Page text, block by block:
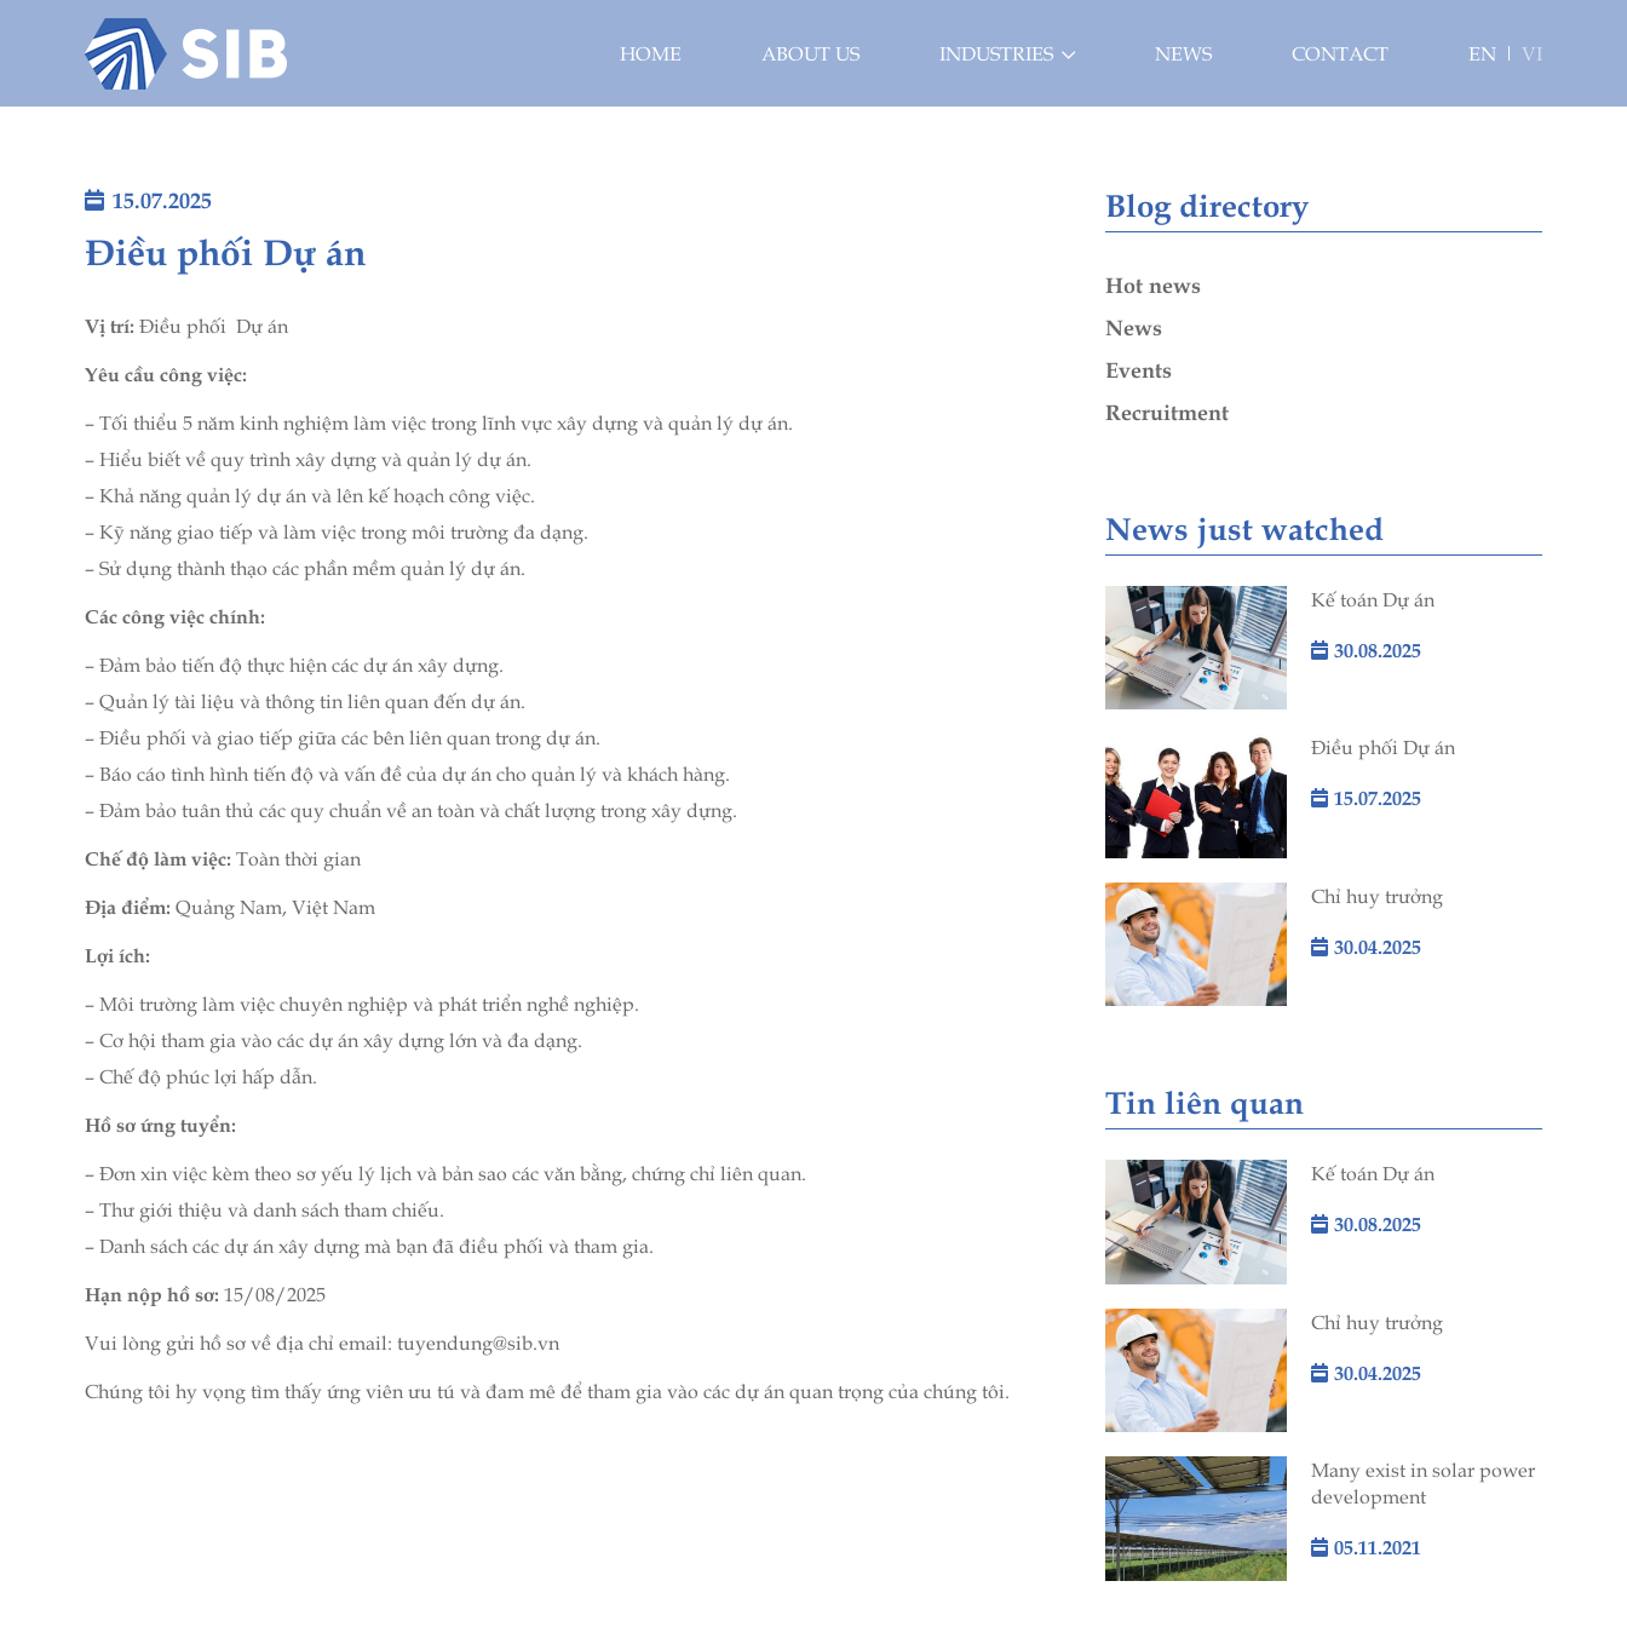
HOME ABOUT US INDUSTRIES NEWS CONTACT EN VI
15.07.2025
Điều phối Dự án
Vị trí: Điều phối Dự án
Yêu cầu công việc:
– Tối thiểu 5 năm kinh nghiệm làm việc trong lĩnh vực xây dựng và quản lý dự án.
– Hiểu biết về quy trình xây dựng và quản lý dự án.
– Khả năng quản lý dự án và lên kế hoạch công việc.
– Kỹ năng giao tiếp và làm việc trong môi trường đa dạng.
– Sử dụng thành thạo các phần mềm quản lý dự án.
Các công việc chính:
– Đảm bảo tiến độ thực hiện các dự án xây dựng.
– Quản lý tài liệu và thông tin liên quan đến dự án.
– Điều phối và giao tiếp giữa các bên liên quan trong dự án.
– Báo cáo tình hình tiến độ và vấn đề của dự án cho quản lý và khách hàng.
– Đảm bảo tuân thủ các quy chuẩn về an toàn và chất lượng trong xây dựng.
Chế độ làm việc: Toàn thời gian
Địa điểm: Quảng Nam, Việt Nam
Lợi ích:
– Môi trường làm việc chuyên nghiệp và phát triển nghề nghiệp.
– Cơ hội tham gia vào các dự án xây dựng lớn và đa dạng.
– Chế độ phúc lợi hấp dẫn.
Hồ sơ ứng tuyển:
– Đơn xin việc kèm theo sơ yếu lý lịch và bản sao các văn bằng, chứng chỉ liên quan.
– Thư giới thiệu và danh sách tham chiếu.
– Danh sách các dự án xây dựng mà bạn đã điều phối và tham gia.
Hạn nộp hồ sơ: 15/08/2025
Vui lòng gửi hồ sơ về địa chỉ email: tuyendung@sib.vn
Chúng tôi hy vọng tìm thấy ứng viên ưu tú và đam mê để tham gia vào các dự án quan trọng của chúng tôi.
Blog directory
Hot news
News
Events
Recruitment
News just watched
Kế toán Dự án
30.08.2025
Điều phối Dự án
15.07.2025
Chỉ huy trưởng
30.04.2025
Tin liên quan
Kế toán Dự án
30.08.2025
Chỉ huy trưởng
30.04.2025
Many exist in solar power
development
05.11.2021